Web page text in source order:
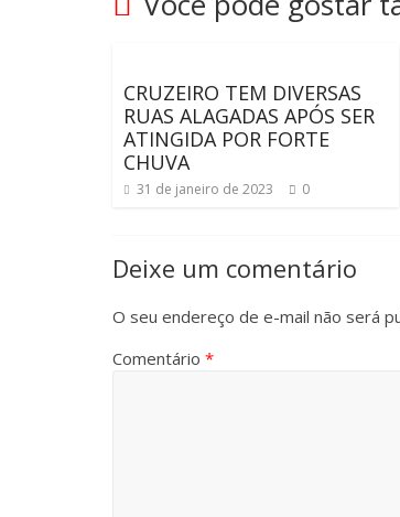
CRUZEIRO TEM DIVERSAS
RUAS ALAGADAS APÓS SER
ATINGIDA POR FORTE
CHUVA
31 de janeiro de 2023 0
Deixe um comentário
O seu endereço de e-mail não será
Comentário *